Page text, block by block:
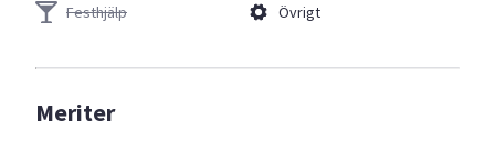
Festhjälp
Övrigt
Meriter